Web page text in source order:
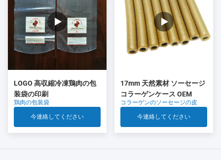
LOGO 高収縮冷凍鶏肉の包
装袋の印刷
鶏肉の包装袋
今連絡してください
17mm 天然素材 ソーセージ
コラーゲンケース OEM
コラーゲンのソーセージの皮
今連絡してください